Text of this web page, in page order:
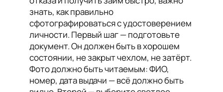
знать, как правильно
сфотографироваться с удостоверением
личности. Первый шаг — подготовьте
документ. Он должен быть в хорошем
состоянии, не закрыт чехлом, не затёрт.
Фото должно быть читаемым: ФИО,
номер, дата выдачи — всё должно быть